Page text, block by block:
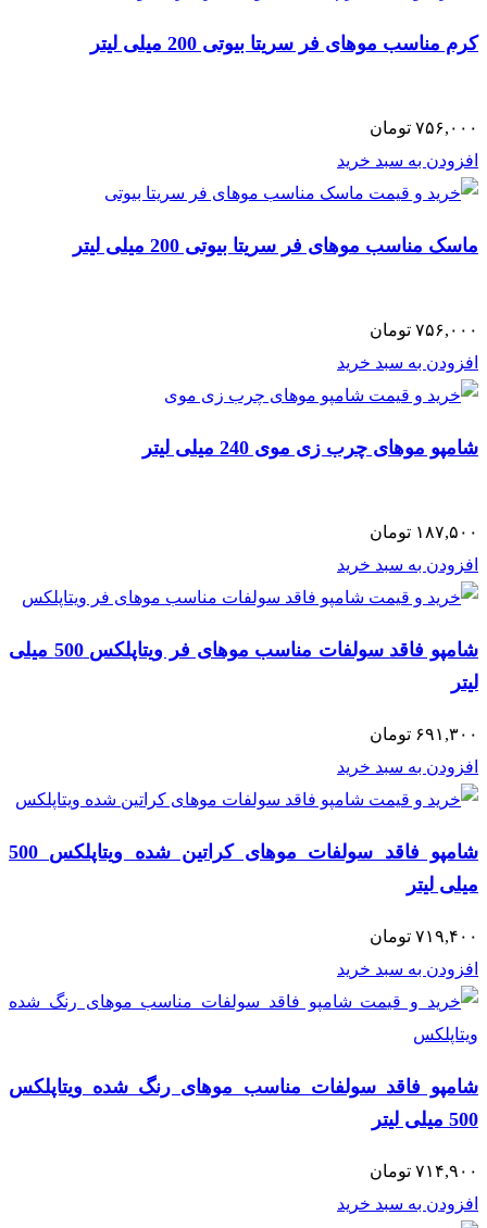
کرم مناسب موهای فر سریتا بیوتی 200 میلی لیتر
۷۵۶,۰۰۰ تومان
افزودن به سبد خرید
ماسک مناسب موهای فر سریتا بیوتی 200 میلی لیتر
۷۵۶,۰۰۰ تومان
افزودن به سبد خرید
شامپو موهای چرب زی موی 240 میلی لیتر
۱۸۷,۵۰۰ تومان
افزودن به سبد خرید
شامپو فاقد سولفات مناسب موهای فر ویتاپلکس 500 میلی
لیتر
۶۹۱,۳۰۰ تومان
افزودن به سبد خرید
شامپو فاقد سولفات موهای کراتین شده ویتاپلکس 500
میلی لیتر
۷۱۹,۴۰۰ تومان
افزودن به سبد خرید
شامپو فاقد سولفات مناسب موهای رنگ شده ویتاپلکس
500 میلی لیتر
۷۱۴,۹۰۰ تومان
افزودن به سبد خرید